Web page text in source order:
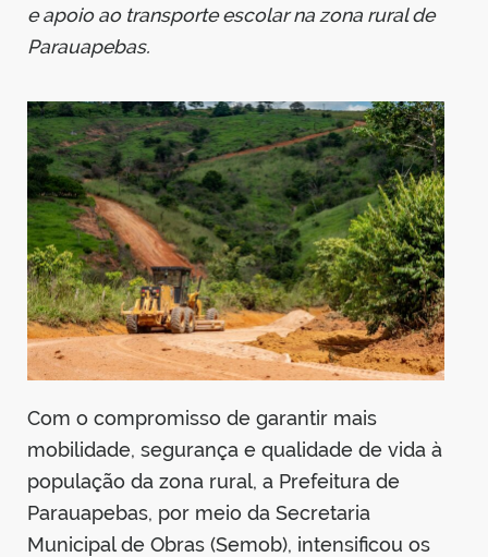
e apoio ao transporte escolar na zona rural de
Parauapebas.
Com o compromisso de garantir mais
mobilidade, segurança e qualidade de vida à
população da zona rural, a Prefeitura de
Parauapebas, por meio da Secretaria
Municipal de Obras (Semob), intensificou os